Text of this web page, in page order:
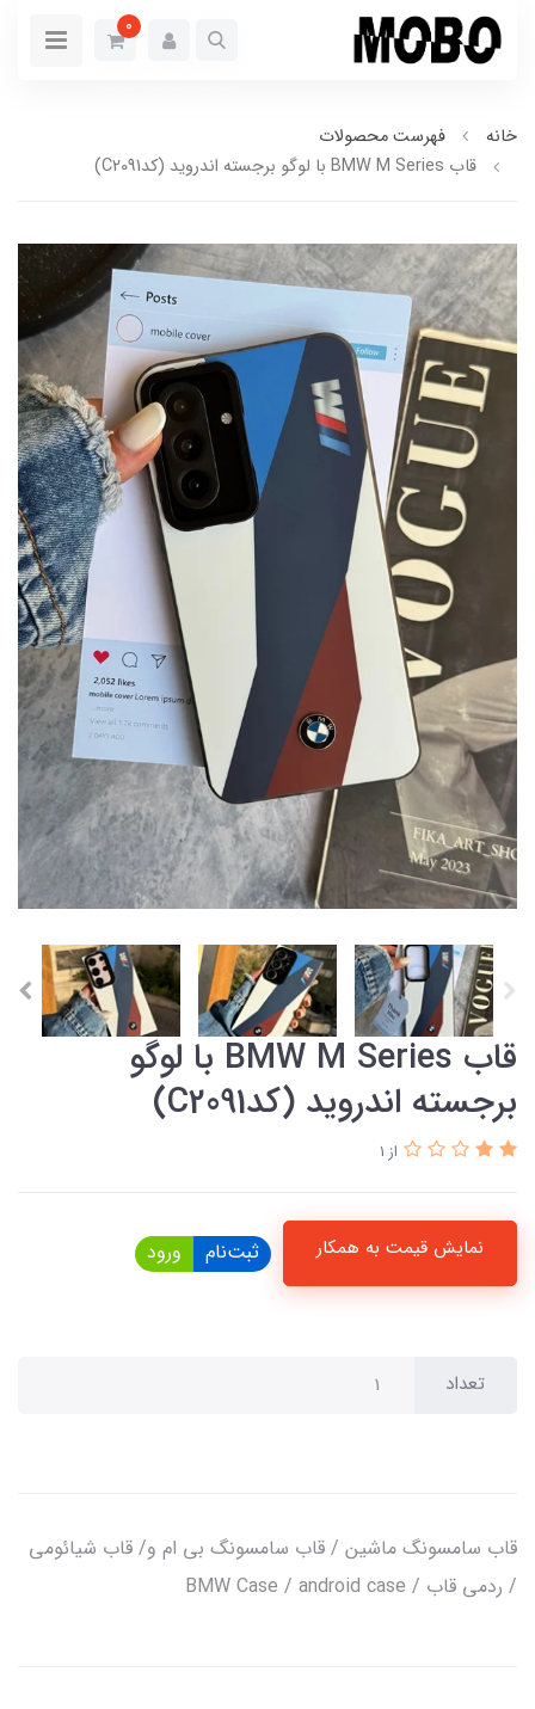
0
خانه
فهرست محصولات
قاب BMW M Series با لوگو برجسته اندروید (کدC2091)
قاب BMW M Series با لوگو
برجسته اندروید (کدC2091)
از 1
نمایش قیمت به همکار ثبت‌نام ورود
تعداد
قاب سامسونگ ماشین / قاب سامسونگ بی ام و/ قاب شیائومی
/ ردمی قاب / BMW Case / android case